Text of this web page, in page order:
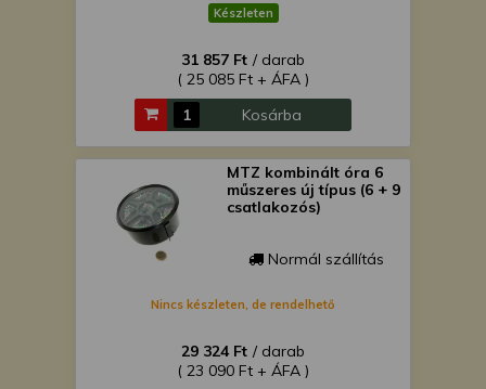
Készleten
31 857 Ft / darab
( 25 085 Ft + ÁFA )
Kosárba
MTZ kombinált óra 6
műszeres új típus (6 + 9
csatlakozós)
Normál szállítás
Nincs készleten, de rendelhető
29 324 Ft / darab
( 23 090 Ft + ÁFA )